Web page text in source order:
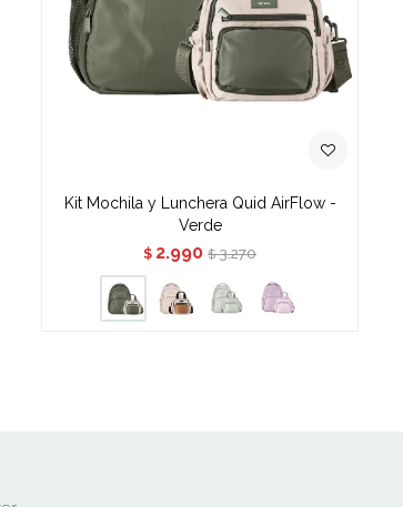
Kit Mochila y Lunchera Quid AirFlow -
Verde
$ 2.990 $ 3.270